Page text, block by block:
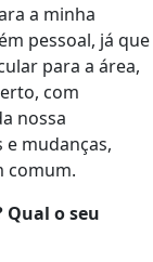
a minha
pessoal, já que
para a área,
com
nossa
mudanças,
comum.
Qual o seu